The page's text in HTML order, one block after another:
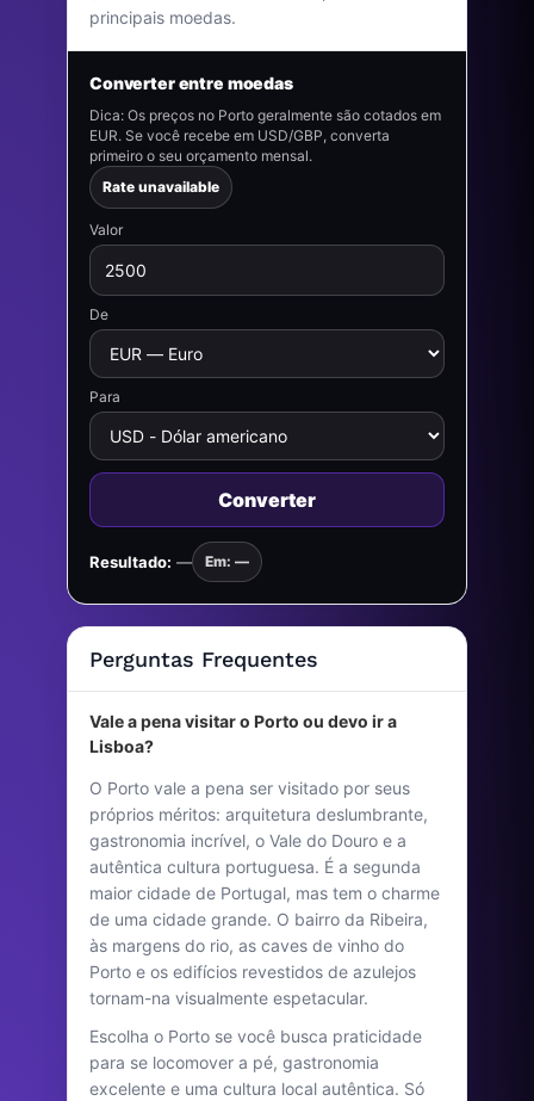
principais moedas.
Converter entre moedas
Dica: Os preços no Porto geralmente são cotados em
EUR. Se você recebe em USD/GBP, converta
primeiro o seu orçamento mensal.
Rate unavailable
Valor
De
Para
Converter
Resultado: — Em: —
Perguntas Frequentes
Vale a pena visitar o Porto ou devo ir a
Lisboa?
O Porto vale a pena ser visitado por seus
próprios méritos: arquitetura deslumbrante,
gastronomia incrível, o Vale do Douro e a
autêntica cultura portuguesa. É a segunda
maior cidade de Portugal, mas tem o charme
de uma cidade grande. O bairro da Ribeira,
às margens do rio, as caves de vinho do
Porto e os edifícios revestidos de azulejos
tornam-na visualmente espetacular.
Escolha o Porto se você busca praticidade
para se locomover a pé, gastronomia
excelente e uma cultura local autêntica. Só